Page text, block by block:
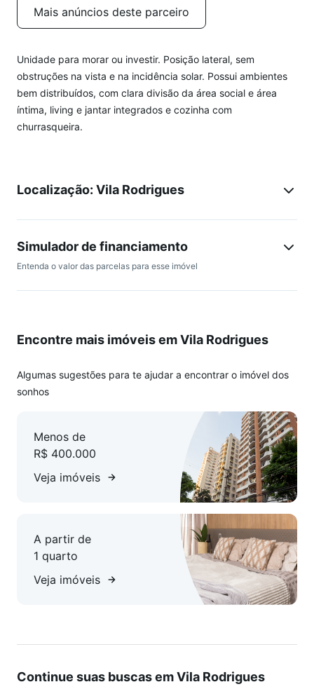
Mais anúncios deste parceiro
Unidade para morar ou investir. Posição lateral, sem
obstruções na vista e na incidência solar. Possui ambientes
bem distribuídos, com clara divisão da área social e área
íntima, living e jantar integrados e cozinha com
churrasqueira.
Localização: Vila Rodrigues
Simulador de financiamento
Entenda o valor das parcelas para esse imóvel
Encontre mais imóveis em Vila Rodrigues
Algumas sugestões para te ajudar a encontrar o imóvel dos
sonhos
Menos de
R$ 400.000
Veja imóveis
A partir de
1 quarto
Veja imóveis
Continue suas buscas em Vila Rodrigues